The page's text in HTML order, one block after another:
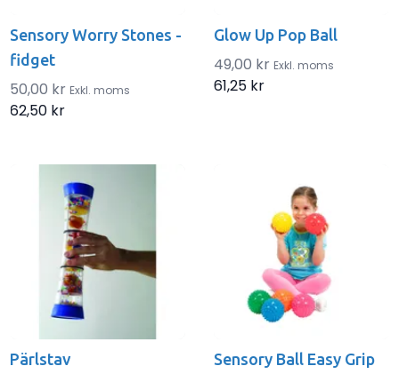
Sensory Worry Stones -
fidget
50,00 kr Exkl. moms
62,50 kr
Glow Up Pop Ball
49,00 kr Exkl. moms
61,25 kr
Pärlstav
Sensory Ball Easy Grip